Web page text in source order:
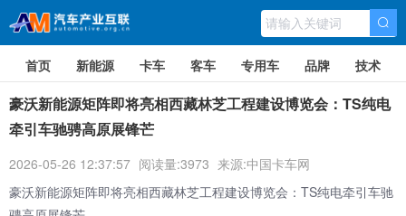
首页 新能源 卡车 客车 专用车 品牌 技术
豪沃新能源矩阵即将亮相西藏林芝工程建设博览会：TS纯电
牵引车驰骋高原展锋芒
2026-05-26 12:37:57 阅读量:3973 来源:中国卡车网
豪沃新能源矩阵即将亮相西藏林芝工程建设博览会：TS纯电牵引车驰